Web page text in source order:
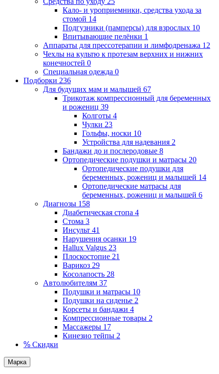
Кало- и уроприемники, средства ухода за
стомой 14
Подгузники (памперсы) для взрослых 10
Впитывающие пелёнки 1
Аппараты для прессотерапии и лимфодренажа 12
Чехлы на культю к протезам верхних и нижних
конечностей 0
Специальная одежда 0
Подборки 236
Для будущих мам и малышей 67
Трикотаж компрессионный для беременных
и рожениц 39
Колготы 4
Чулки 23
Гольфы, носки 10
Устройства для надевания 2
Бандажи до и послеродовые 8
Ортопедические подушки и матрасы 20
Ортопедические подушки для
беременных, рожениц и малышей 14
Ортопедические матрасы для
беременных, рожениц и малышей 6
Диагнозы 158
Диабетическая стопа 4
Стома 3
Инсульт 41
Нарушения осанки 19
Hallux Valgus 23
Плоскостопие 21
Варикоз 29
Косолапость 28
Автолюбителям 37
Подушки и матрасы 10
Подушки на сиденье 2
Корсеты и бандажи 4
Компрессионные товары 2
Массажеры 17
Кинезио тейпы 2
% Скидки
Марка